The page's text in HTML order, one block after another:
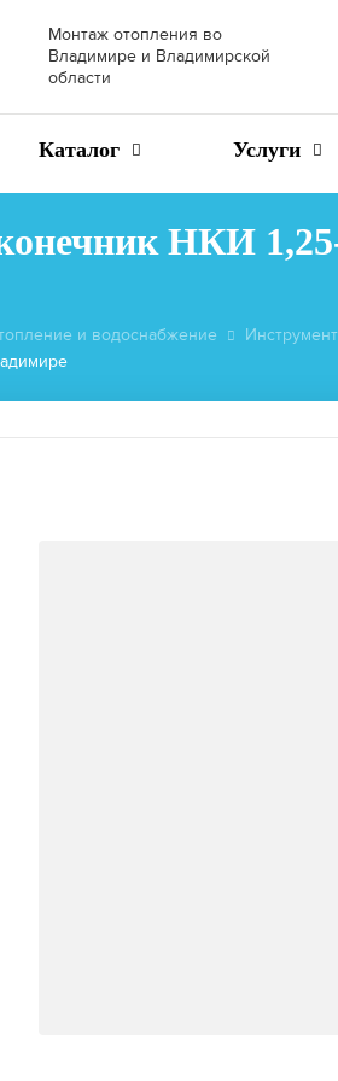
Монтаж отопления во
Владимире и Владимирской
области
Каталог Услуги
НКИ
и водоснабжение